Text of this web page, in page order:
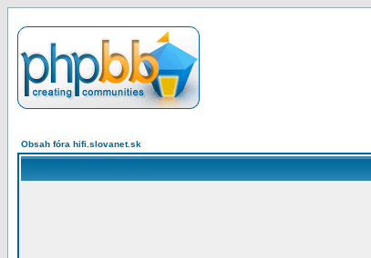
Obsah fóra hifi.slovanet.sk